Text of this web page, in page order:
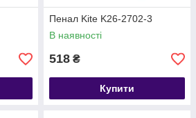
Пенал Kite K26-2702-3
В наявності
518 ₴
Купити